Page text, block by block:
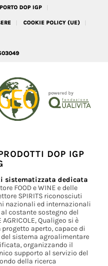
DOP IGP
COOKIE POLICY (UE)
DOP IGP
sistematizzata dedicata
FOOD e WINE e delle
SPIRITS riconosciuti
nazionali ed internazionali
costante sostegno del
AGRICOLE, Qualigeo si è
aperto, capace di
sistema agroalimentare
organizzando il
supporto al servizio del
della ricerca